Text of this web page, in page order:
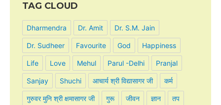
TAG CLOUD
Dharmendra Dr. Amit Dr. S.M. Jain
Dr. Sudheer Favourite God Happiness
Life Love Mehul Parul -Delhi Pranjal
Sanjay Shuchi आचार्य श्री विद्यासागर जी कर्म
गुरुवर मुनि श्री क्षमासागर जी गुरू जीवन ज्ञान तप